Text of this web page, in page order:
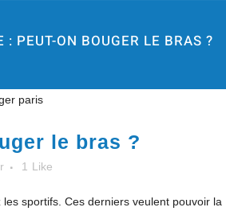
: PEUT-ON BOUGER LE BRAS ?
le bras ?
1 Like
sportifs. Ces derniers veulent pouvoir la